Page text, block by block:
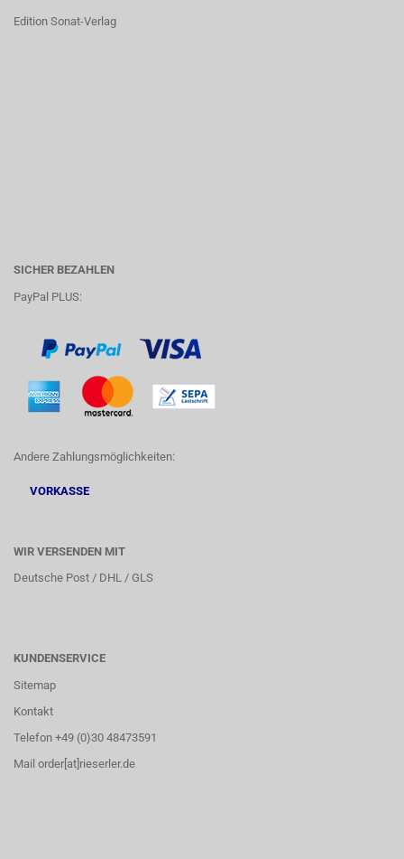
Edition Sonat-Verlag
SICHER BEZAHLEN
PayPal PLUS:
Andere Zahlungsmöglichkeiten:
VORKASSE
WIR VERSENDEN MIT
Deutsche Post / DHL / GLS
KUNDENSERVICE
Sitemap
Kontakt
Telefon +49 (0)30 48473591
Mail order[at]rieserler.de